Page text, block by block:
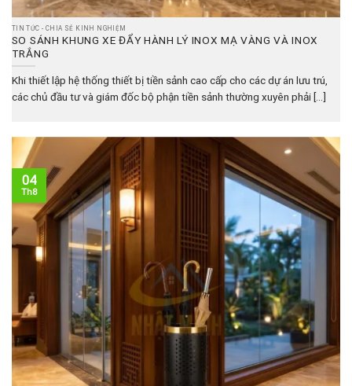
TIN TỨC - CHIA SẺ KINH NGHIỆM
SO SÁNH KHUNG XE ĐẨY HÀNH LÝ INOX MẠ VÀNG VÀ INOX
TRẮNG
Khi thiết lập hệ thống thiết bị tiền sảnh cao cấp cho các dự án lưu trú,
các chủ đầu tư và giám đốc bộ phận tiền sảnh thường xuyên phải [...]
04
Th8